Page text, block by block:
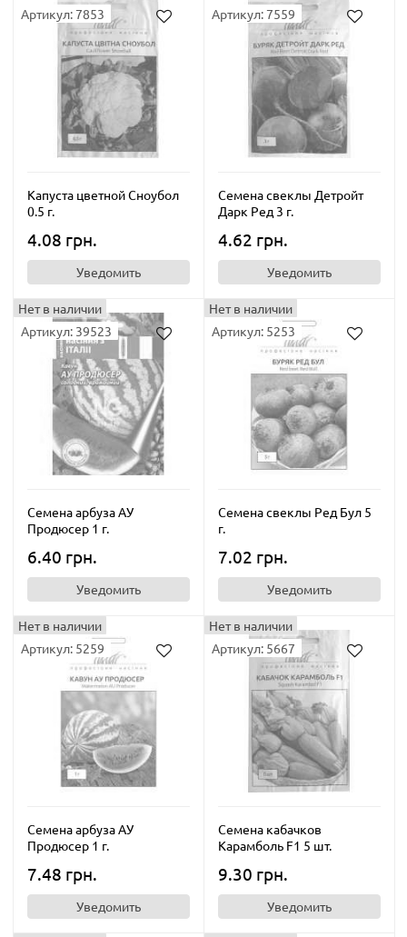
Артикул: 7853
Капуста цветной Сноубол
0.5 г.
4.08 грн.
Уведомить
Артикул: 7559
Семена свеклы Детройт
Дарк Ред 3 г.
4.62 грн.
Уведомить
Нет в наличии
Артикул: 39523
Семена арбуза АУ
Продюсер 1 г.
6.40 грн.
Уведомить
Нет в наличии
Артикул: 5253
Семена свеклы Ред Бул 5
г.
7.02 грн.
Уведомить
Нет в наличии
Артикул: 5259
Семена арбуза АУ
Продюсер 1 г.
7.48 грн.
Уведомить
Нет в наличии
Артикул: 5667
Семена кабачков
Карамболь F1 5 шт.
9.30 грн.
Уведомить